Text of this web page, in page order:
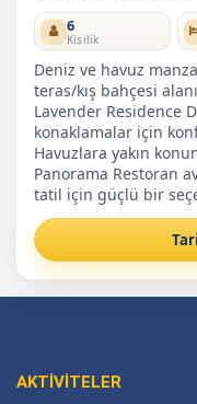
6
Kişilik
Deniz ve havuz
teras/kış bahçesi
Lavender Residence
konaklamalar için
Havuzlara yakın
Panorama Restoran
tatil için güçlü bir
AKTIVITELER